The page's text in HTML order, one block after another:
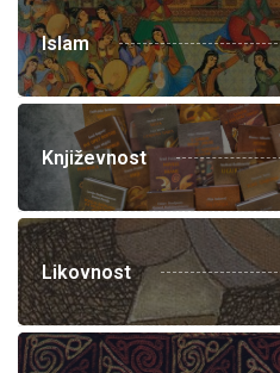
Islam
Književnost
Likovnost